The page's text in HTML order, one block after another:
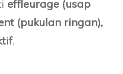
effleurage (usap
(pukulan ringan),
.